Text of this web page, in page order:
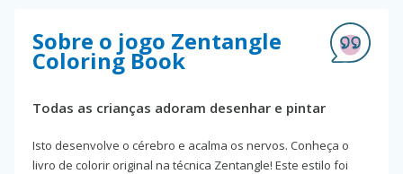
Sobre o jogo Zentangle
Coloring Book
Todas as crianças adoram desenhar e pintar
Isto desenvolve o cérebro e acalma os nervos. Conheça o
livro de colorir original na técnica Zentangle! Este estilo foi